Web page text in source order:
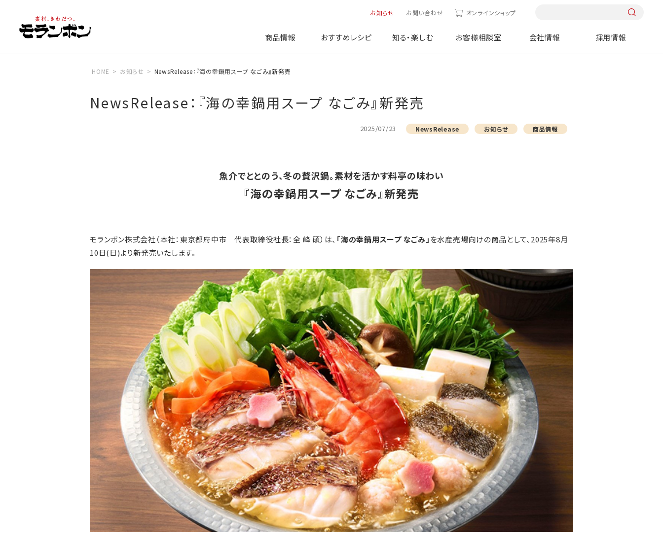
お知らせ お問い合わせ オンラインショップ
商品情報 おすすめレシピ 知る・楽しむ お客様相談室 会社情報 採用情報
HOME お知らせ NewsRelease：『海の幸鍋用スープ なごみ』新発売
NewsRelease：『海の幸鍋用スープ なごみ』新発売
2025/07/23 NewsRelease お知らせ 商品情報
魚介でととのう、冬の贅沢鍋。素材を活かす料亭の味わい
『海の幸鍋用スープ なごみ』新発売
モランボン株式会社（本社：東京都府中市 代表取締役社長：全 峰 碩）は、 「海の幸鍋用スープ なごみ」を水産売場向けの商品として、2025年8月
10日(日)より新発売いたします。